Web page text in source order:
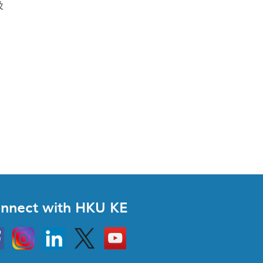
with HKU KE
InstagramLinkedin Twitter
Go
to
HKU